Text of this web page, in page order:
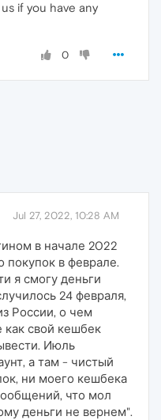
if you have any
0
Jul 27, 2022, 10:28 AM
в начале 2022
покупок в феврале.
я смогу деньги
24 февраля,
России, о чем
как свой кешбек
Июль
а там - чистый
ни моего кешбека
что мол
деньги не вернем".